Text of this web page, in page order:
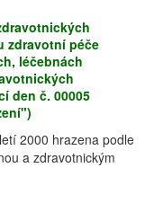
zdravotní péče
léčebnách
den č. 00005
2000 hrazena podle
a zdravotnickým